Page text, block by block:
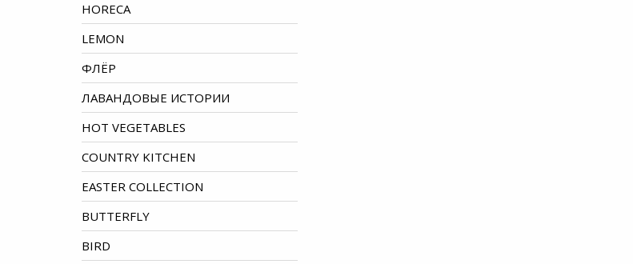
HORECA
LEMON
ФЛЁР
ЛАВАНДОВЫЕ ИСТОРИИ
HOT VEGETABLES
COUNTRY KITCHEN
EASTER COLLECTION
BUTTERFLY
BIRD